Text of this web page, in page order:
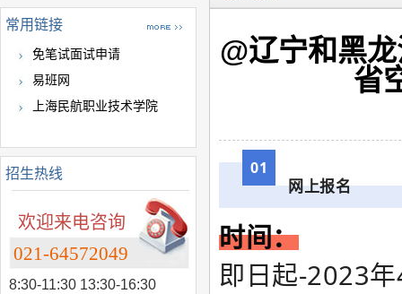
常用链接
免笔试面试申请
易班网
上海民航职业技术学院
招生热线
欢迎来电咨询
021-64572049
8:30-11:30 13:30-16:30
@辽宁和黑
省
01
网上报名
时间：
即日起-2023